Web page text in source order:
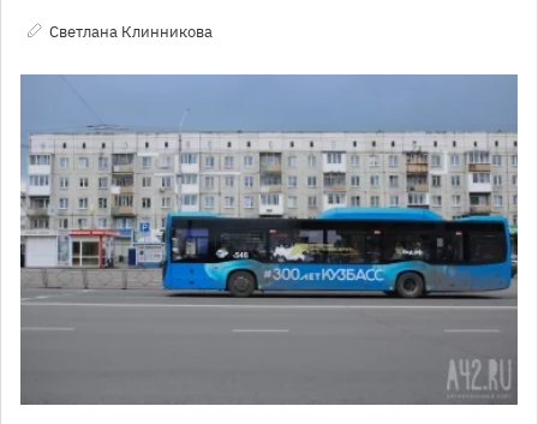
Светлана Клинникова